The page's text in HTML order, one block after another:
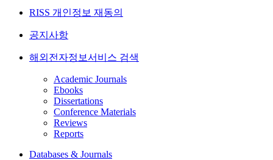
RISS 개인정보 재동의
공지사항
해외전자정보서비스 검색
Academic Journals
Ebooks
Dissertations
Conference Materials
Reviews
Reports
Databases & Journals